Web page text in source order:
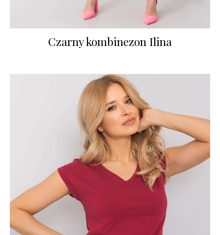
Czarny kombinezon Ilina